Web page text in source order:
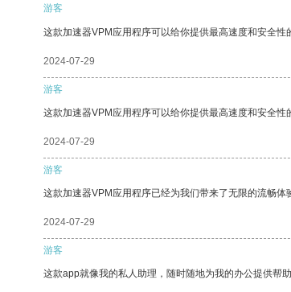
游客
这款加速器VPM应用程序可以给你提供最高速度和安全性
2024-07-29
游客
这款加速器VPM应用程序可以给你提供最高速度和安全性
2024-07-29
游客
这款加速器VPM应用程序已经为我们带来了无限的流畅体
2024-07-29
游客
这款app就像我的私人助理，随时随地为我的办公提供帮助